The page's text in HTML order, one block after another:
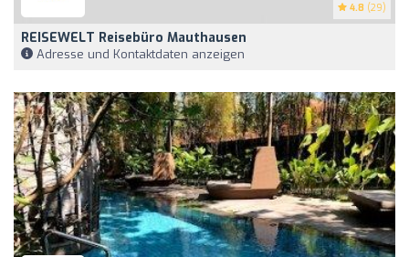
4.8 (29)
REISEWELT Reisebüro Mauthausen
Adresse und Kontaktdaten anzeigen